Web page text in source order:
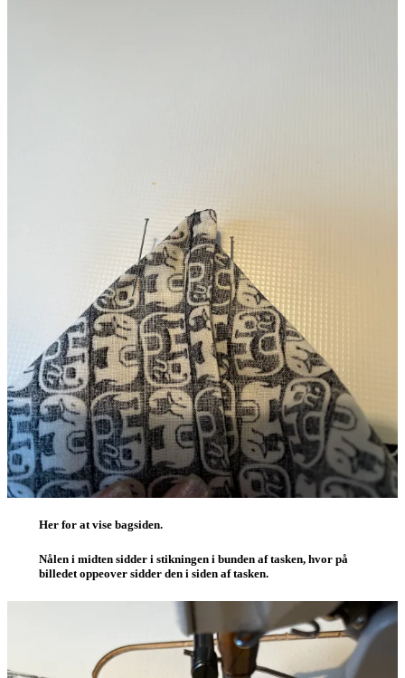
Her for at vise bagsiden.
Nålen i midten sidder i stikningen i bunden af tasken, hvor på
billedet oppeover sidder den i siden af tasken.